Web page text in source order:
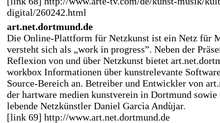
digital/260242.html
art.net.dortmund.de
Die Online-Plattform für Netzkunst ist ein Netz für
versteht sich als „work in progress”. Neben der
Reflexion von und über Netzkunst bietet
workbox Informationen über kunstrelevante
Source-Bereich an. Betreiber und Entwickler von
der hartware medien kunstverein in Dortmund
lebende Netzkünstler Daniel Garcìa Andùjar.
[link 69] http://www.art.net.dortmund.de